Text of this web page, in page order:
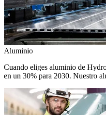
Aluminio
Cuando eliges aluminio de
en un 30% para 2030. Nuestro